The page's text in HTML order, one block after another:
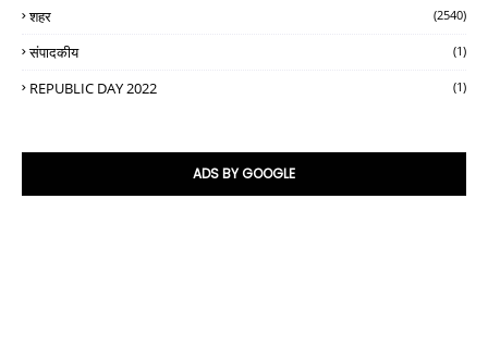
शहर (2540)
संपादकीय (1)
REPUBLIC DAY 2022 (1)
ADS BY GOOGLE